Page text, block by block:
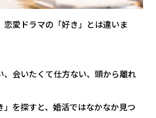
恋愛ドラマの「好き」とは違いま
、会いたくて仕方ない、頭から離れ
」を探すと、婚活ではなかなか見つ